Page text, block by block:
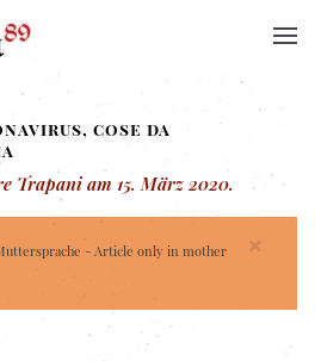
cose da
Trapani am 15. März 2020.
×
- Article only in mother